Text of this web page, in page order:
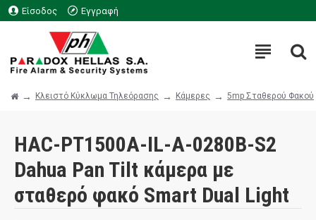
Είσοδος Εγγραφή
Κλειστό Κύκλωμα Τηλεόρασης Κάμερες 5mp Σταθερού Φακού
HAC-PT1500A-IL-A-0280B-S2
Dahua Pan Tilt κάμερα με
σταθερό φακό Smart Dual Light